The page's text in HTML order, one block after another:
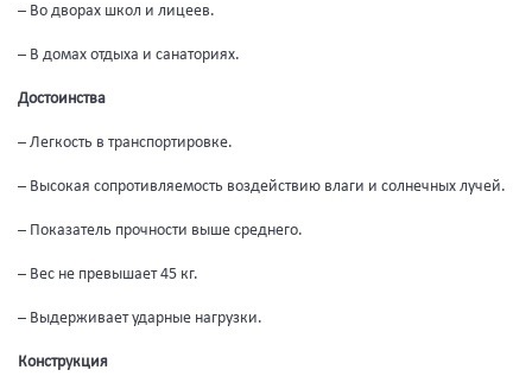
– Во дворах школ и лицеев.
– В домах отдыха и санаториях.
Достоинства
– Легкость в транспортировке.
– Высокая сопротивляемость воздействию влаги и солнечных лучей.
– Показатель прочности выше среднего.
– Вес не превышает 45 кг.
– Выдерживает ударные нагрузки.
Конструкция